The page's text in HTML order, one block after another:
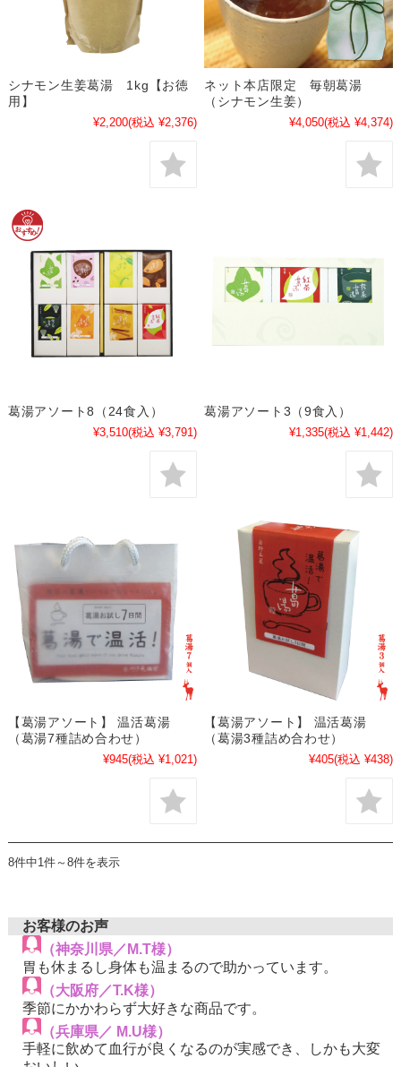
シナモン生姜葛湯 1kg【お徳
用】
¥2,200(税込 ¥2,376)
ネット本店限定 毎朝葛湯
（シナモン生姜）
¥4,050(税込 ¥4,374)
葛湯アソート8（24食入）
¥3,510(税込 ¥3,791)
葛湯アソート3（9食入）
¥1,335(税込 ¥1,442)
【葛湯アソート】 温活葛湯
（葛湯7種詰め合わせ）
¥945(税込 ¥1,021)
【葛湯アソート】 温活葛湯
（葛湯3種詰め合わせ）
¥405(税込 ¥438)
8件中1件～8件を表示
お客様のお声
（神奈川県／M.T様）
胃も休まるし身体も温まるので助かっています。
（大阪府／T.K様）
季節にかかわらず大好きな商品です。
（兵庫県／ M.U様）
手軽に飲めて血行が良くなるのが実感でき、しかも大変